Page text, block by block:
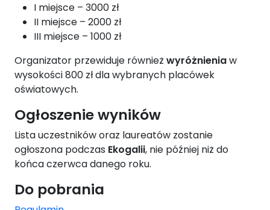
I miejsce – 3000 zł
II miejsce – 2000 zł
III miejsce – 1000 zł
Organizator przewiduje również wyróżnieniaw
wysokości 800 zł dla wybranych placówek
oświatowych.
Ogłoszenie wyników
Lista uczestników oraz laureatów zostanie
ogłoszona podczas Ekogalii, nie później niż do
końca czerwca danego roku.
Do pobrania